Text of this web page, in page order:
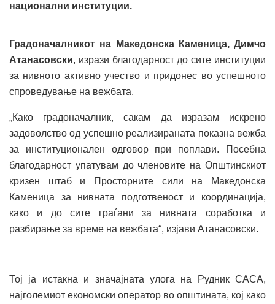
национални институции.
Градоначалникот на Македонска Каменица, Димчо
Атанасовски, изрази благодарност до сите институции
за нивното активно учество и придонес во успешното
спроведување на вежбата.
„Како градоначалник, сакам да изразам искрено
задоволство од успешно реализираната показна вежба
за институционален одговор при поплави. Посебна
благодарност упатувам до членовите на Општинскиот
кризен штаб и Просторните сили на Македонска
Каменица за нивната подготвеност и координација,
како и до сите граѓани за нивната соработка и
разбирање за време на вежбата“, изјави Атанасовски.
Тој ја истакна и значајната улога на Рудник САСА,
најголемиот економски оператор во општината, кој како